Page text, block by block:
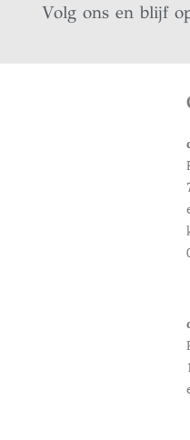
Volg ons en blijf